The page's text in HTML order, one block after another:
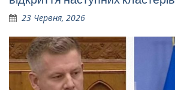
23 Червня, 2026